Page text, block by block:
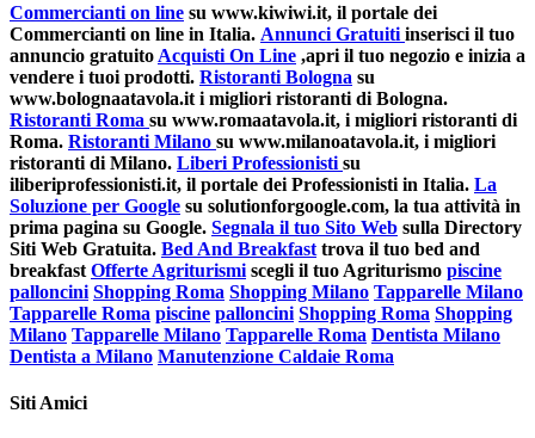
Commercianti on line su www.kiwiwi.it, il portale dei
Commercianti on line in Italia. Annunci Gratuiti inserisci il tuo
annuncio gratuito Acquisti On Line ,apri il tuo negozio e inizia a
vendere i tuoi prodotti. Ristoranti Bologna su
www.bolognaatavola.it i migliori ristoranti di Bologna.
Ristoranti Roma su www.romaatavola.it, i migliori ristoranti di
Roma. Ristoranti Milano su www.milanoatavola.it, i migliori
ristoranti di Milano. Liberi Professionisti su
iliberiprofessionisti.it, il portale dei Professionisti in Italia. La
Soluzione per Google su solutionforgoogle.com, la tua attività in
prima pagina su Google. Segnala il tuo Sito Web sulla Directory
Siti Web Gratuita. Bed And Breakfast trova il tuo bed and
breakfast Offerte Agriturismi scegli il tuo Agriturismo piscine
palloncini Shopping Roma Shopping Milano Tapparelle Milano
Tapparelle Roma piscine palloncini Shopping Roma Shopping
Milano Tapparelle Milano Tapparelle Roma Dentista Milano
Dentista a Milano Manutenzione Caldaie Roma
Siti Amici